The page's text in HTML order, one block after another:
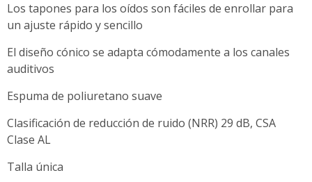
Los tapones para los oídos son fáciles de enrollar para
un ajuste rápido y sencillo
El diseño cónico se adapta cómodamente a los canales
auditivos
Espuma de poliuretano suave
Clasificación de reducción de ruido (NRR) 29 dB, CSA
Clase AL
Talla única